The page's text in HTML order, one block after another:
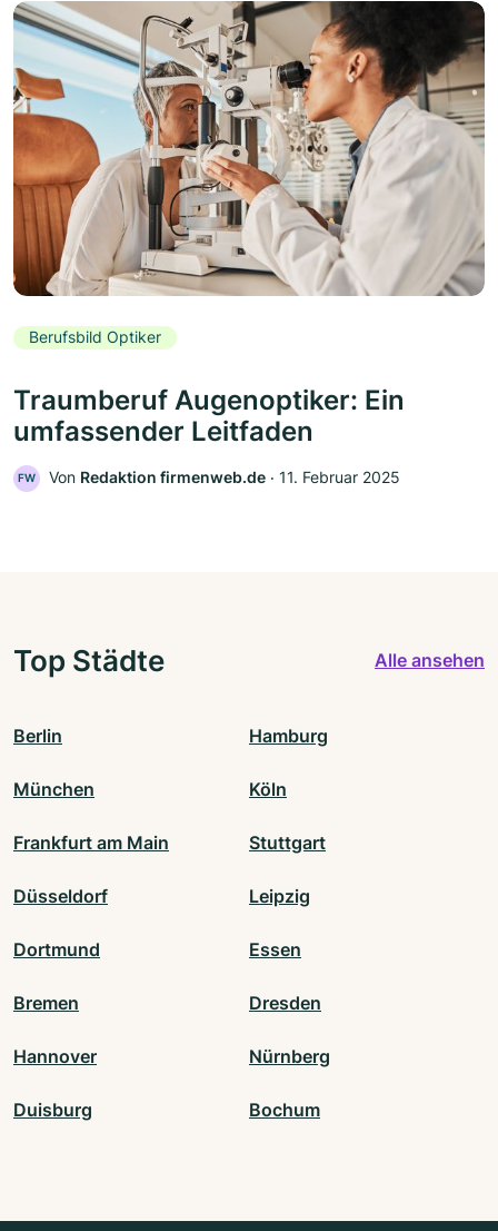
Berufsbild Optiker
Traumberuf Augenoptiker: Ein
umfassender Leitfaden
FW Von Redaktion firmenweb.de ‧ 11. Februar 2025
Top Städte Alle ansehen
Berlin Hamburg
München Köln
Frankfurt am Main Stuttgart
Düsseldorf Leipzig
Dortmund Essen
Bremen Dresden
Hannover Nürnberg
Duisburg Bochum